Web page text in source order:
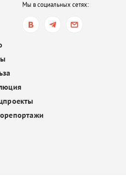
Мы в социальных сетях: